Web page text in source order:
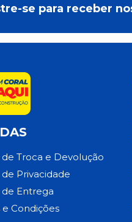
se para receber
Troca e Devolução
Privacidade
Entrega
Condições